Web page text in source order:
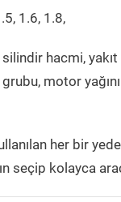
1.6, 1.8,
silindir hacmi,
motor
her bir
kolayca